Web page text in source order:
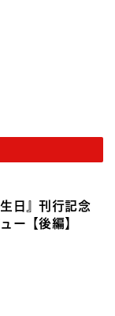
日』刊行記念
ー【後編】